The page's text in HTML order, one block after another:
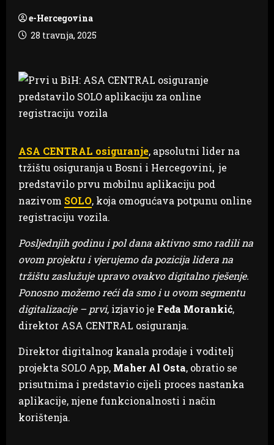
e-Hercegovina
28 travnja, 2025
ASA CENTRAL osiguranje, apsolutni lider na
tržištu osiguranja u Bosni i Hercegovini, je
predstavilo prvu mobilnu aplikaciju pod
nazivom SOLO, koja omogućava potpunu online
registraciju vozila.
Posljednjih godinu i pol dana aktivno smo radili na
ovom projektu i vjerujemo da pozicija lidera na
tržištu zaslužuje upravo ovakvo digitalno rješenje.
Ponosno možemo reći da smo i u ovom segmentu
digitalizacije – prvi, izjavio je Feđa Morankić,
direktor ASA CENTRAL osiguranja.
Direktor digitalnog kanala prodaje i voditelj
projekta SOLO App, Maher Al Osta, obratio se
prisutnima i predstavio cijeli proces nastanka
aplikacije, njene funkcionalnosti i način
korištenja.